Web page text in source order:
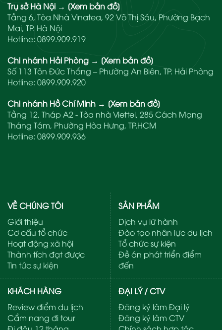
Trụ sở Hà Nội → [Xem bản đồ]
Tầng 6, Tòa Nhà Vinatea, 92 Võ Thị Sáu, Phường Bạch
Mai, TP. Hà Nội
Hotline: 0899.909.919
Chi nhánh Hải Phòng → [Xem bản đồ]
Số 113 Tôn Đức Thắng – Phường An Biên, TP. Hải Phòng
Hotline: 0899.909.920
Chi nhánh Hồ Chí Minh → [Xem bản đồ]
Tầng 12, Tháp A2 - Tòa nhà Viettel, 285 Cách Mạng
Tháng Tám, Phường Hòa Hưng, TP.HCM
Hotline: 0899.909.936
VỀ CHÚNG TÔI
Giới thiệu
Cơ cấu tổ chức
Hoạt động xã hội
Thành tích đạt được
Tin tức sự kiện
SẢN PHẨM
Dịch vụ lữ hành
Đào tạo nhân lực du lịch
Tổ chức sự kiện
Đề án phát triển điểm
đến
KHÁCH HÀNG
Review điểm du lịch
Cẩm nang đi tour
ĐẠI LÝ / CTV
Đăng ký làm Đại lý
Đăng ký làm CTV